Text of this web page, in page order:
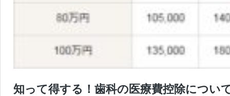
知って得する！歯科の医療費控除につい